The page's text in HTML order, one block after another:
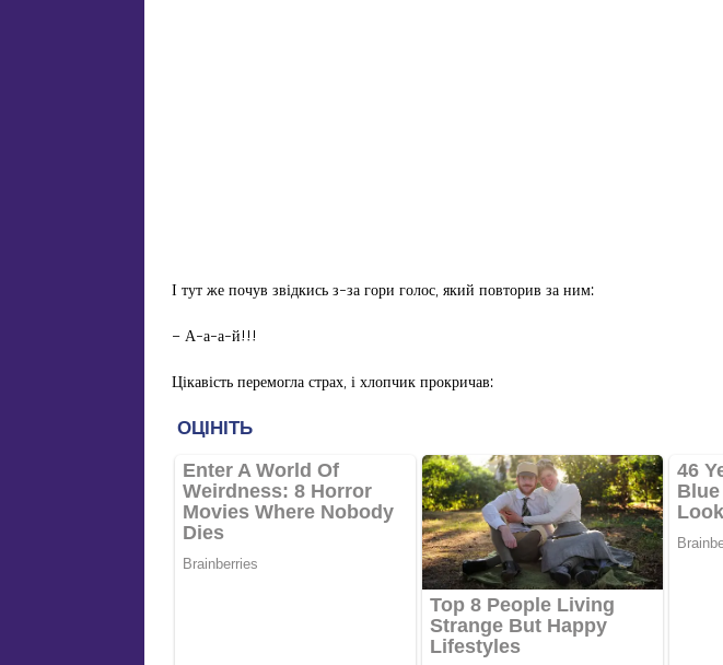
І тут же почув звідкись з-за гори голос, який повторив за ним:
– А-а-а-й!!!
Цікавість перемогла страх, і хлопчик прокричав: